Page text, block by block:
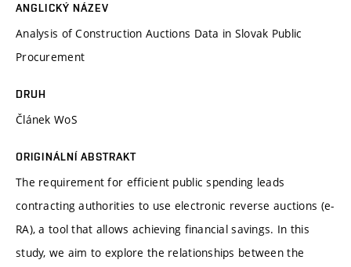
ANGLICKÝ NÁZEV
Analysis of Construction Auctions Data in Slovak Public
Procurement
DRUH
Článek WoS
ORIGINÁLNÍ ABSTRAKT
The requirement for efficient public spending leads
contracting authorities to use electronic reverse auctions (e-
RA), a tool that allows achieving financial savings. In this
study, we aim to explore the relationships between the